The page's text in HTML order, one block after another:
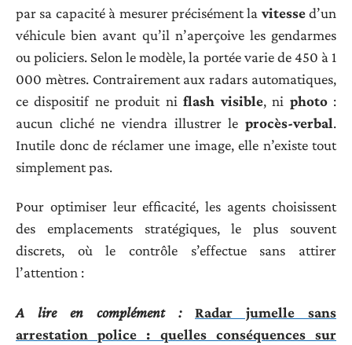
par sa capacité à mesurer précisément la vitessed’un
véhicule bien avant qu’il n’aperçoive les gendarmes
ou policiers. Selon le modèle, la portée varie de 450 à 1
000 mètres. Contrairement aux radars automatiques,
ce dispositif ne produit niflash visible, ni photo:
aucun cliché ne viendra illustrer le procès-verbal.
Inutile donc de réclamer une image, elle n’existe tout
simplement pas.
Pour optimiser leur efficacité, les agents choisissent
des emplacements stratégiques, le plus souvent
discrets, où le contrôle s’effectue sans attirer
l’attention :
A lire en complément :
Radar jumelle sans
arrestation police : quelles conséquences sur